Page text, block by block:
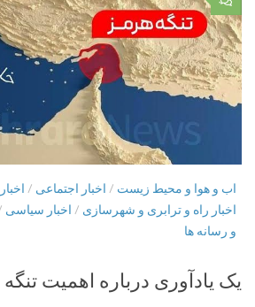
اب و هوا و محیط زیست / اخبار اجتماعی /
اخبار راه و ترابری و شهرسازی / اخبار سیاسی
و رسانه ها
یک یادآوری درباره اهمیت